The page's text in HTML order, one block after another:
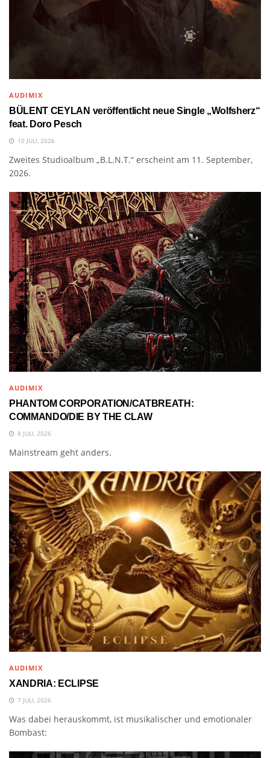
AUDIMIX
BÜLENT CEYLAN veröffentlicht neue Single „Wolfsherz“
feat. Doro Pesch
10 JULI, 2026
Zweites Studioalbum „B.L.N.T.“ erscheint am 11. September,
2026.
AUDIMIX
PHANTOM CORPORATION/CATBREATH:
COMMANDO/DIE BY THE CLAW
8 JULI, 2026
Mainstream geht anders.
AUDIMIX
XANDRIA: ECLIPSE
7 JULI, 2026
Was dabei herauskommt, ist musikalischer und emotionaler
Bombast: